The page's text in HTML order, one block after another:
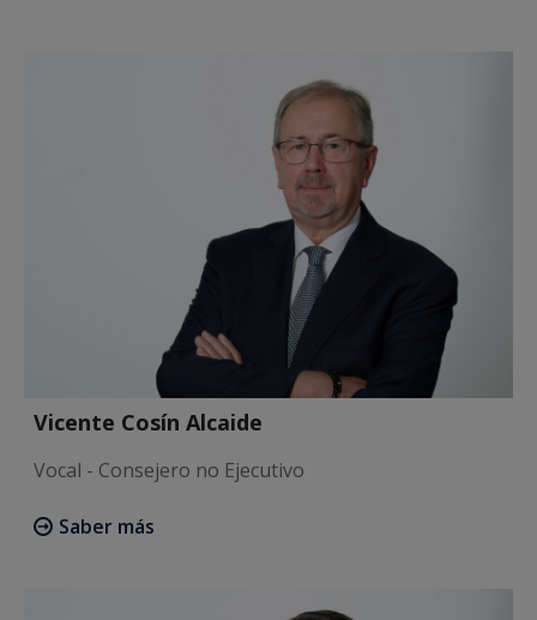
Vicente Cosín Alcaide
Vocal - Consejero no Ejecutivo
Saber más